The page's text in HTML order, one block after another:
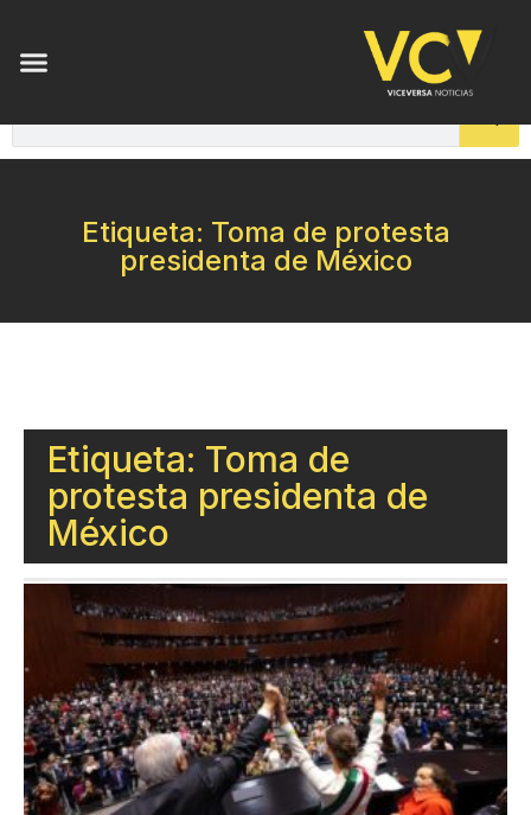
Etiqueta: Toma de protesta
presidenta de México
Etiqueta: Toma de
protesta presidenta de
México